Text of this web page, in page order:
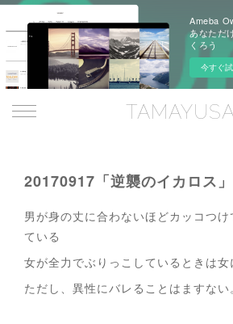
Ameba
あなただ
くろう
今すぐ
20170917「逆襲のイカロス」
男が身の丈に合わないほどカッコつ
ている
女が全力でぶりっこしているときは女
ただし、異性にバレることはますない。